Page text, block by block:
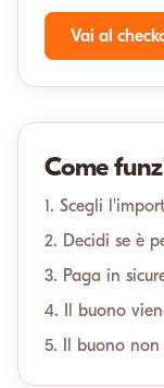
Vai al
Come
1. Scegli
2. Decidi se è
3. Paga in
4. Il buono
5. Il buono